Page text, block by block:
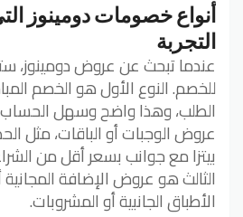
أنواع خصومات دومينوز
التجربة
عندما تبحث عن عروض دومينوز،
للخصم. النوع الأول هو الخصم
الطلب، وهذا واضح وسهل الحساب.
عروض الوجبات أو الباقات، مثل
بيتزا مع جوانب بسعر أقل من
الثالث هو عروض الإضافة
الأطباق الجانبية أو المشروبات.